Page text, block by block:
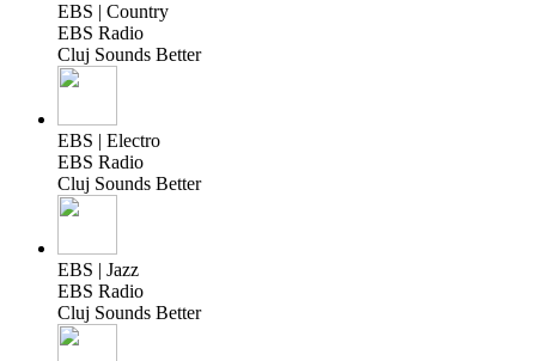
EBS | Country
EBS Radio
Cluj Sounds Better
EBS | Electro
EBS Radio
Cluj Sounds Better
EBS | Jazz
EBS Radio
Cluj Sounds Better